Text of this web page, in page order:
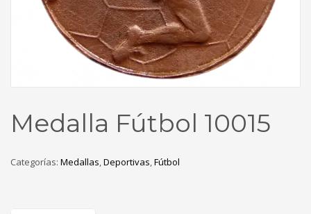
Medalla Fútbol 10015
Categorías: Medallas Deportivas Fútbol